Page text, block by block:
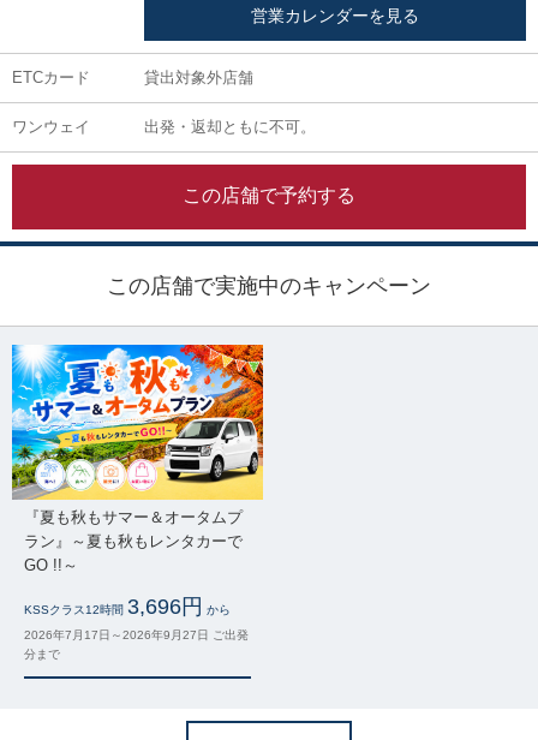
営業カレンダーを見る
ETCカード 貸出対象外店舗
ワンウェイ 出発・返却ともに不可。
この店舗で予約する
この店舗で実施中のキャンペーン
『夏も秋もサマー＆オータムプ
ラン』～夏も秋もレンタカーで
GO !!～
KSSクラス12時間 3,696円 から
2026年7月17日～2026年9月27日 ご出発
分まで